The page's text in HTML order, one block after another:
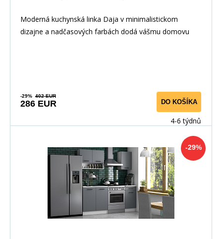
Moderná kuchynská linka Daja v minimalistickom
dizajne a nadčasových farbách dodá vášmu domovu
-29% 402 EUR
286 EUR DO KOŠÍKA
4-6 týdnů
-29%